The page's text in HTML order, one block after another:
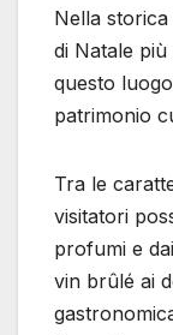
Nella
di Natale
questo
patrimonio
Tra le
visitatori
profumi e
vin brûlé ai